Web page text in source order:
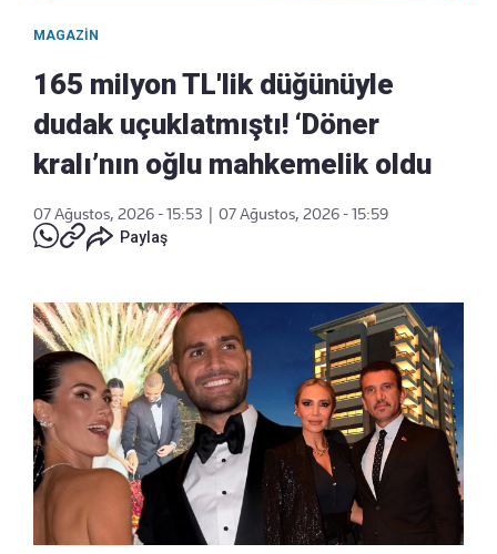
MAGAZIN
165 milyon TL'lik düğünüyle
dudak uçuklatmıştı! ‘Döner
kralı’nın oğlu mahkemelik oldu
07 Ağustos, 2026 - 15:53
07 Ağustos, 2026 - 15:59
Paylaş